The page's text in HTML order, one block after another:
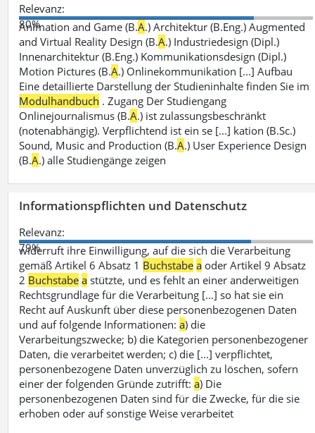
Relevanz:
80%
Animation and Game (B.A.) Architektur (B.Eng.) Augmented
and Virtual Reality Design (B.A.) Industriedesign (Dipl.)
Innenarchitektur (B.Eng.) Kommunikationsdesign (Dipl.)
Motion Pictures (B.A.) Onlinekommunikation [...] Aufbau
Eine detaillierte Darstellung der Studieninhalte finden Sie im
Modulhandbuch . Zugang Der Studiengang
Onlinejournalismus (B.A.) ist zulassungsbeschränkt
(notenabhängig). Verpflichtend ist ein se [...] kation (B.Sc.)
Sound, Music and Production (B.A.) User Experience Design
(B.A.) alle Studiengänge zeigen
Informationspflichten und Datenschutz
Relevanz:
79%
widerruft ihre Einwilligung, auf die sich die Verarbeitung
gemäß Artikel 6 Absatz 1 Buchstabe a oder Artikel 9 Absatz
2 Buchstabe a stützte, und es fehlt an einer anderweitigen
Rechtsgrundlage für die Verarbeitung [...] so hat sie ein
Recht auf Auskunft über diese personenbezogenen Daten
und auf folgende Informationen:a) die
Verarbeitungszwecke; b) die Kategorien personenbezogener
Daten, die verarbeitet werden; c) die [...] verpflichtet,
personenbezogene Daten unverzüglich zu löschen, sofern
einer der folgenden Gründe zutrifft:a) Die
personenbezogenen Daten sind für die Zwecke, für die sie
erhoben oder auf sonstige Weise verarbeitet